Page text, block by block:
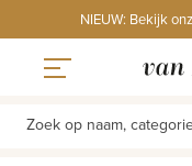
to
content
NIEUW: Bekijk
Zoek op naam,